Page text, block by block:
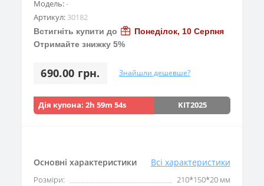
Модель:-
Артикул: 30182
Встигніть купити до
Понеділок, 10 Серпня
Отримайте знижку 5%
690.00 грн. Знайшли дешевше?
Дія купона:2h 59m 54s KIT2025
Основні характеристики Всі характеристики
Розміри: 210*150*20 мм